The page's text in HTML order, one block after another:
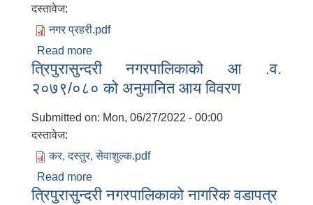
दस्तावेज:
नगर प्रहरी.pdf
Read more
त्रिपुरासुन्दरी नगरपालिकाको आ .व.
२०७९/०८० को अनुमानित आय विवरण
Submitted on: Mon, 06/27/2022 - 00:00
दस्तावेज:
कर, दस्तुर, सेवाशुल्क.pdf
Read more
२०७९/०८० को अनुमानित आय विवरण
त्रिपुरासुन्दरी नगरपालिकाको नागरिक वडापत्र